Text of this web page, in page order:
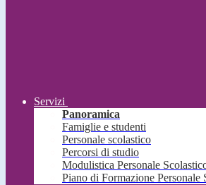
Servizi
Panoramica
Famiglie e studenti
Personale scolastico
Percorsi di studio
Modulistica Personale
Piano di Formazione Personale